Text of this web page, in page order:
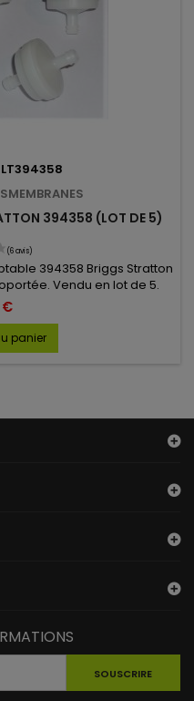
(14 avis)
394358 (LOT DE 5)
394358 Briggs Stratton
Vendu en lot de 5.
€
panier
SOUSCRIRE